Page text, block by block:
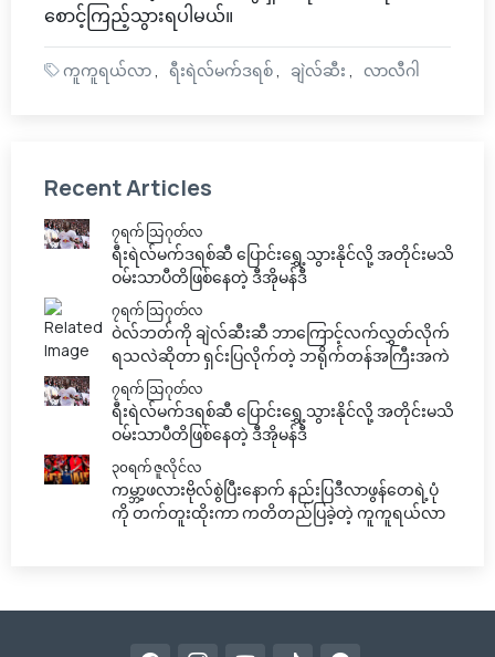
စောင့်ကြည့်သွားရပါမယ်။
ကူကူရယ်လာ ရီးရဲလ်မက်ဒရစ် ချဲလ်ဆီး လာလီဂါ
Recent Articles
၇ရက် သြဂုတ်လ
ရီးရဲလ်မက်ဒရစ်ဆီ ပြောင်းရွှေ့သွားနိုင်လို့ အတိုင်းမသိ
ဝမ်းသာပီတိဖြစ်နေတဲ့ ဒီအိုမန်ဒီ
၇ရက် သြဂုတ်လ
ဝဲလ်ဘတ်ကို ချဲလ်ဆီးဆီ ဘာကြောင့်လက်လွှတ်လိုက်
ရသလဲဆိုတာ ရှင်းပြလိုက်တဲ့ ဘရိုက်တန်အကြီးအကဲ
၇ရက် သြဂုတ်လ
ရီးရဲလ်မက်ဒရစ်ဆီ ပြောင်းရွှေ့သွားနိုင်လို့ အတိုင်းမသိ
ဝမ်းသာပီတိဖြစ်နေတဲ့ ဒီအိုမန်ဒီ
၃၀ရက် ဇူလိုင်လ
ကမ္ဘာ့ဖလားဗိုလ်စွဲပြီးနောက် နည်းပြဒီလာဖွန်တေရဲ့ပုံ
ကို တက်တူးထိုးကာ ကတိတည်ပြခဲ့တဲ့ ကူကူရယ်လာ